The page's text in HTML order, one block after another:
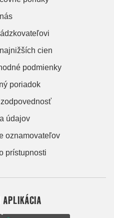
cien
podmienky
poriadok
údajov
oznamovateľov
prístupnosti
APLIKÁCIA